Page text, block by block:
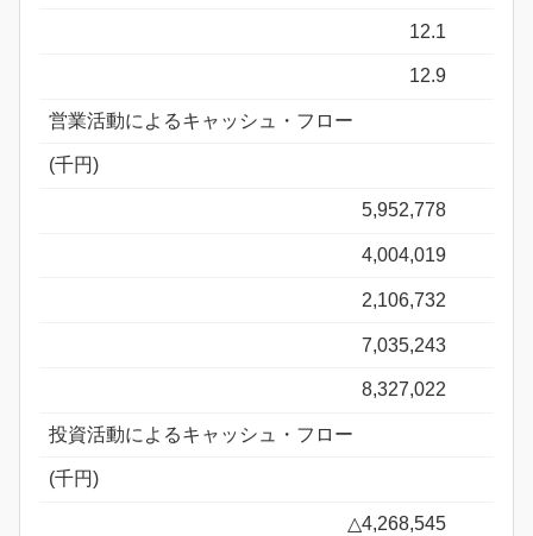
12.1
12.9
営業活動によるキャッシュ・フロー
(千円)
5,952,778
4,004,019
2,106,732
7,035,243
8,327,022
投資活動によるキャッシュ・フロー
(千円)
△4,268,545